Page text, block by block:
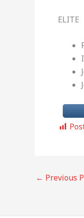
ELITE
← Previous